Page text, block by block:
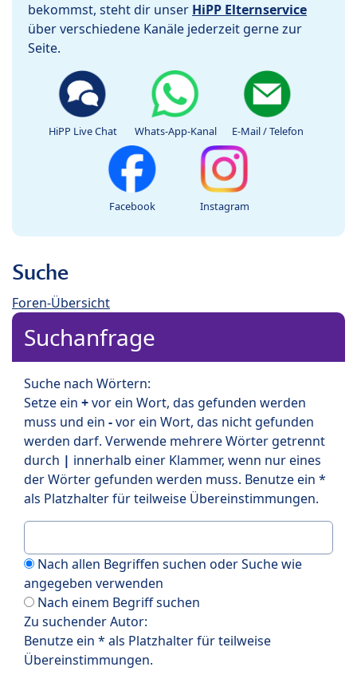
bekommst, steht dir unser HiPP Elternservice
über verschiedene Kanäle jederzeit gerne zur
Seite.
HiPP Live Chat Whats-App-Kanal E-Mail / Telefon
Facebook Instagram
Suche
Foren-Übersicht
Suchanfrage
Suche nach Wörtern:
Setze ein +vor ein Wort, das gefunden werden
muss und ein -vor ein Wort, das nicht gefunden
werden darf. Verwende mehrere Wörter getrennt
durch | innerhalb einer Klammer, wenn nur eines
der Wörter gefunden werden muss. Benutze ein *
als Platzhalter für teilweise Übereinstimmungen.
Nach allen Begriffen suchen oder Suche wie
angegeben verwenden
Nach einem Begriff suchen
Zu suchender Autor:
Benutze ein * als Platzhalter für teilweise
Übereinstimmungen.